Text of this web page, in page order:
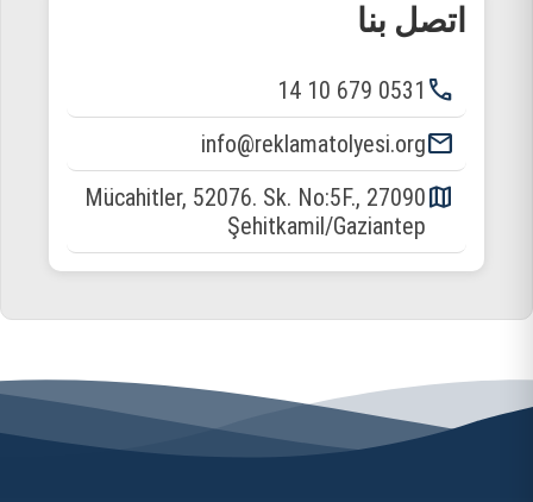
اتصل بنا
phone
0531 679 10 14
email
info@reklamatolyesi.org
map
Mücahitler, 52076. Sk. No:5F., 27090
Şehitkamil/Gaziantep